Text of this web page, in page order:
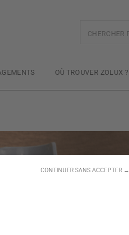
CONTINUER SANS ACCEPTER →
OÙ TROUVER ZOLUX ?
à